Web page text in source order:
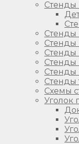
Стенды
Стенды
Стенды
Стенды
Стенды
Стенды
Схемы
Уголок